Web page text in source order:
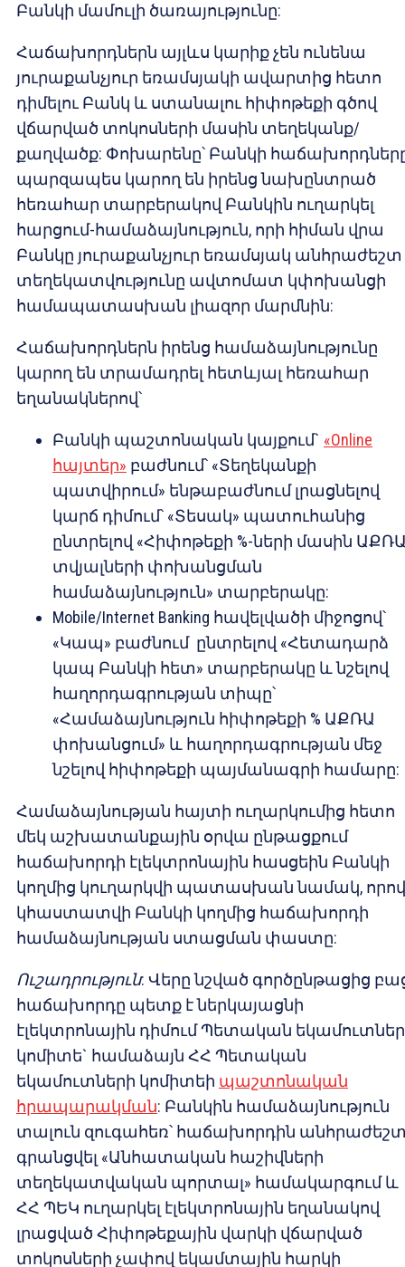
Բանկի մամուլի ծառայությունը:
Հաճախորդներն այլևս կարիք չեն ունենա
յուրաքանչյուր եռամսյակի ավարտից հետո
դիմելու Բանկ և ստանալու հիփոթեքի գծով
վճարված տոկոսների մասին տեղեկանք/
քաղվածք: Փոխարենը՝ Բանկի
պարզապես կարող են իրենց նախընտրած
հեռահար տարբերակով Բանկին ուղարկել
հարցում-համաձայնություն, որի հիման վրա
Բանկը յուրաքանչյուր եռամսյակ անհրաժեշտ
տեղեկատվությունը ավտոմատ կփոխանցի
համապատասխան լիազոր մարմնին:
Հաճախորդներն իրենց համաձայնությունը
կարող են տրամադրել հետևյալ հեռահար
եղանակներով՝
Բանկի պաշտոնական կայքում` «Online
հայտեր» բաժնում՝ «Տեղեկանքի
պատվիրում» ենթաբաժնում լրացնելով
կարճ դիմում՝ «Տեսակ» պատուհանից
ընտրելով «Հիփոթեքի %-ների մասին
տվյալների փոխանցման
համաձայնություն» տարբերակը:
Mobile/Internet Banking հավելվածի միջոցով՝
«Կապ» բաժնում ընտրելով «Հետադարձ
կապ Բանկի հետ» տարբերակը և նշելով
հաղորդագրության տիպը՝
«Համաձայնություն հիփոթեքի % ԱՔՌԱ
փոխանցում» և հաղորդագրության մեջ
նշելով հիփոթեքի պայմանագրի համարը:
Համաձայնության հայտի ուղարկումից հետո
մեկ աշխատանքային օրվա ընթացքում
հաճախորդի էլեկտրոնային հասցեին Բանկի
կողմից կուղարկվի պատասխան նամակ, որով
կհաստատվի Բանկի կողմից հաճախորդի
համաձայնության ստացման փաստը:
Ուշադրություն: Վերը նշված գործընթացից
հաճախորդը պետք է ներկայացնի
էլեկտրոնային դիմում Պետական
կոմիտե` համաձայն ՀՀ Պետական
եկամուտների կոմիտեի պաշտոնական
հրապարակման: Բանկին համաձայնություն
տալուն զուգահեռ՝ հաճախորդին
գրանցվել «Անհատական հաշիվների
տեղեկատվական պորտալ» համակարգում և
ՀՀ ՊԵԿ ուղարկել էլեկտրոնային եղանակով
լրացված Հիփոթեքային վարկի վճարված
տոկոսների չափով եկամտային հարկի